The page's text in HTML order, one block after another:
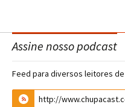
Assine nosso podcast
Feed para diversos leitores de